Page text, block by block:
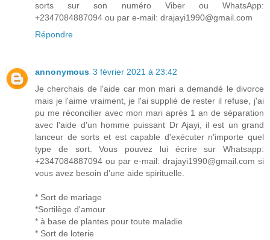
sorts sur son numéro Viber ou WhatsApp:
+2347084887094 ou par e-mail: drajayi1990@gmail.com
Répondre
annonymous 3 février 2021 à 23:42
Je cherchais de l'aide car mon mari a demandé le divorce
mais je l'aime vraiment, je l'ai supplié de rester il refuse, j'ai
pu me réconcilier avec mon mari après 1 an de séparation
avec l'aide d'un homme puissant Dr Ajayi, il est un grand
lanceur de sorts et est capable d'exécuter n'importe quel
type de sort. Vous pouvez lui écrire sur Whatsapp:
+2347084887094 ou par e-mail: drajayi1990@gmail.com si
vous avez besoin d'une aide spirituelle.
* Sort de mariage
*Sortilège d'amour
* à base de plantes pour toute maladie
* Sort de loterie